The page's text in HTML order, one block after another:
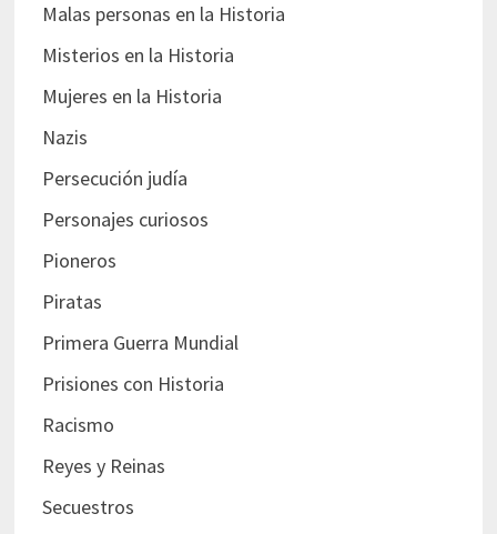
Malas personas en la Historia
Misterios en la Historia
Mujeres en la Historia
Nazis
Persecución judía
Personajes curiosos
Pioneros
Piratas
Primera Guerra Mundial
Prisiones con Historia
Racismo
Reyes y Reinas
Secuestros